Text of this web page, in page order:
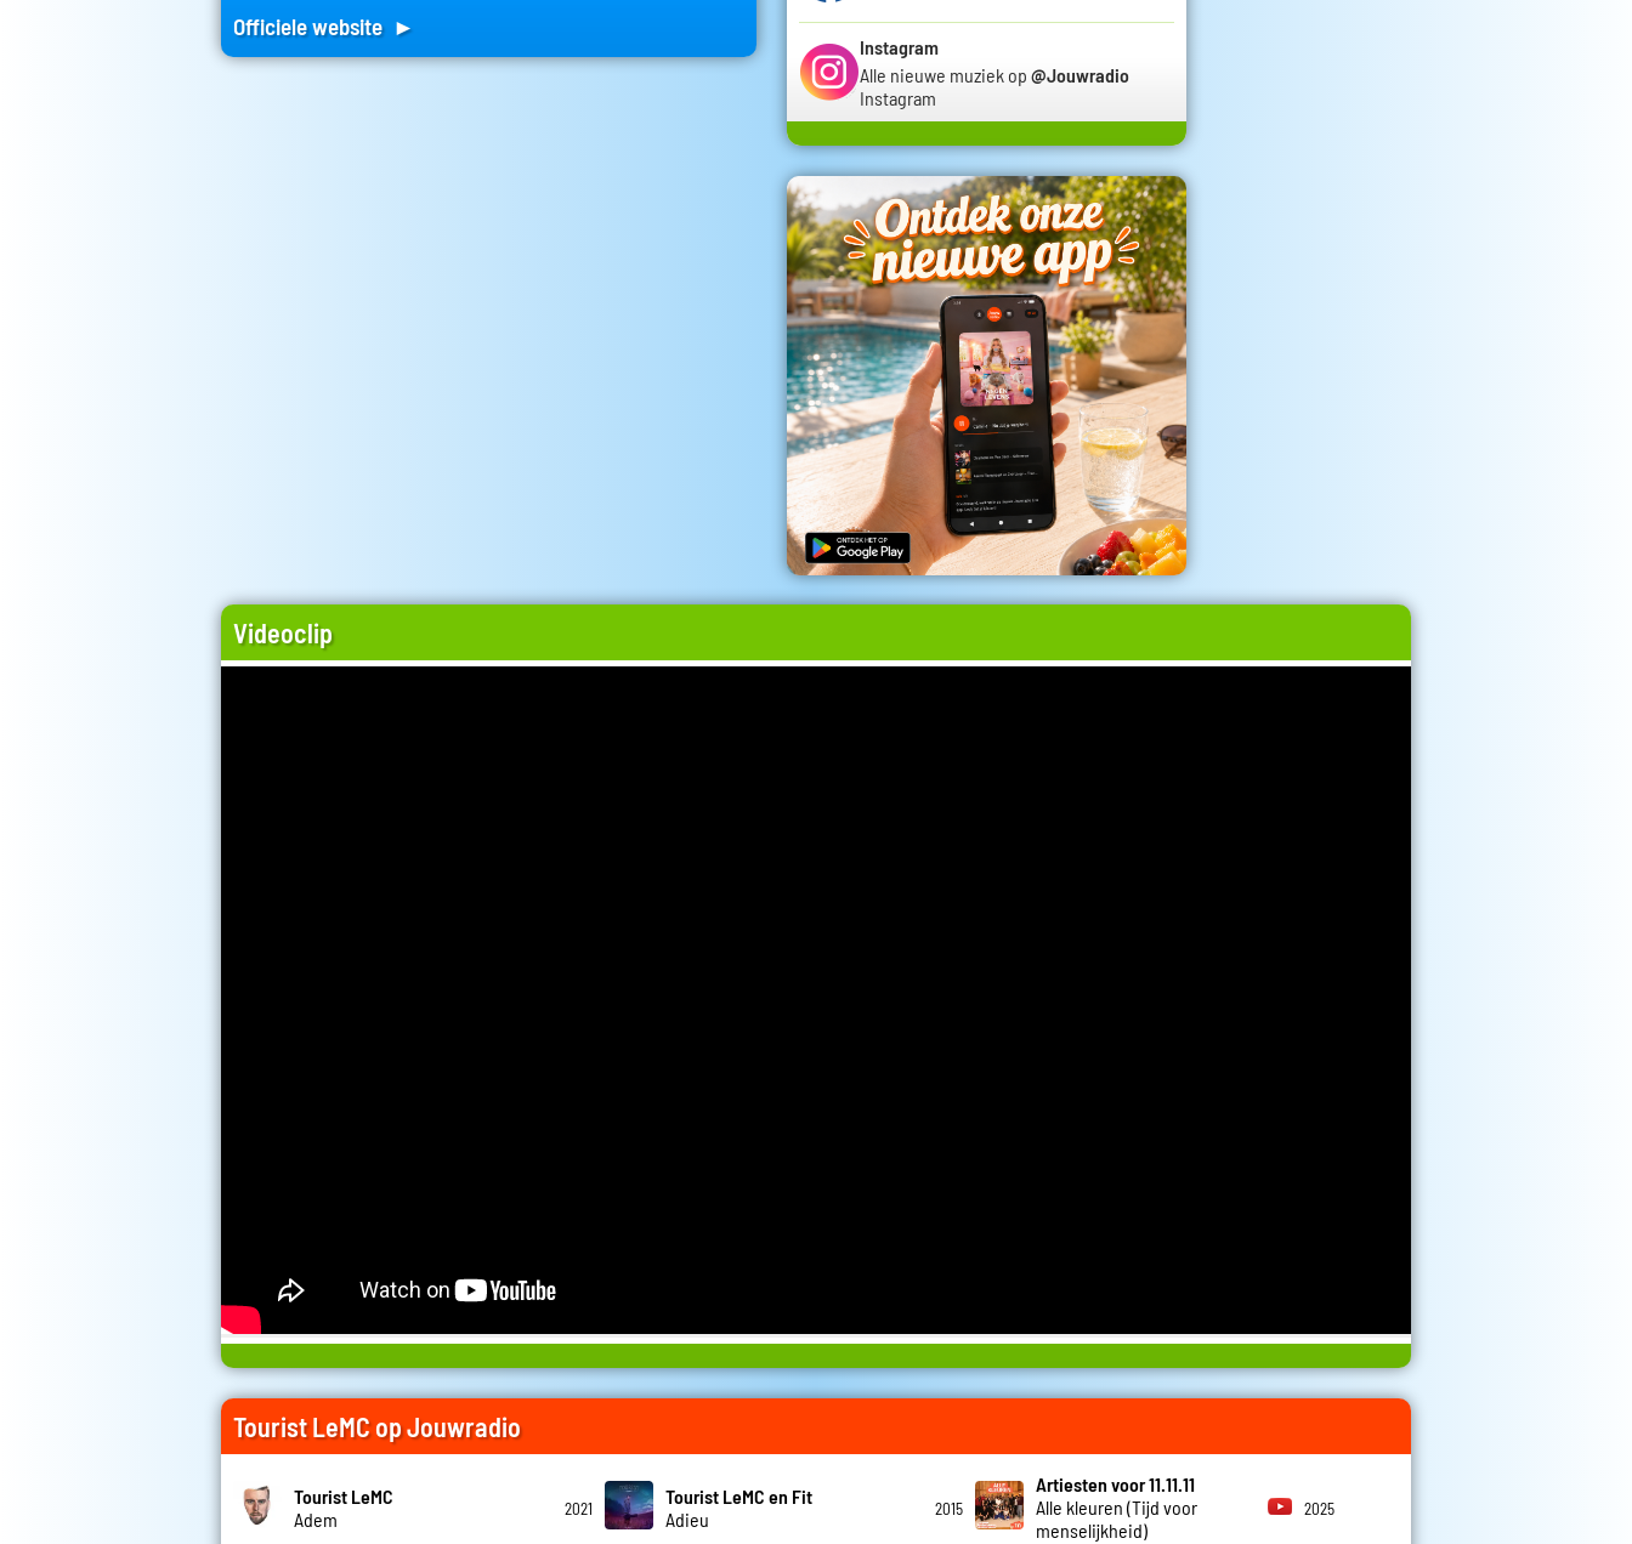
Officiele website ►
Instagram
Alle nieuwe muziek op @Jouwradio
Instagram
Videoclip
Tourist LeMC op Jouwradio
Tourist LeMC
Adem
2021
Tourist LeMC en Fit
Adieu
2015
Artiesten voor 11.11.11
Alle kleuren (Tijd voor
menselijkheid)
2025